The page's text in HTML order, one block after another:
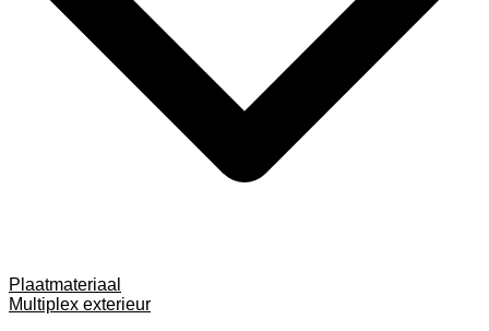
Plaatmateriaal
Multiplex exterieur